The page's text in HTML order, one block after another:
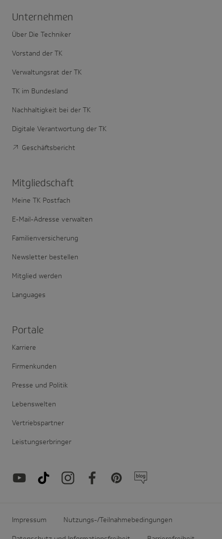
Unter­nehmen
Über Die Techniker
Vorstand der TK
Verwaltungsrat der TK
TK im Bundesland
Nachhaltigkeit bei der TK
Digitale Verantwortung der TK
Geschäftsbericht
Mitglied­schaft
Meine TK Postfach
E-Mail-Adresse verwalten
Familienversicherung
Newsletter bestellen
Mitglied werden
Languages
Portale
Karriere
Firmenkunden
Presse und Politik
Lebenswelten
Vertriebspartner
Leistungserbringer
Impressum Nutzungs-/Teilnahmebedingungen